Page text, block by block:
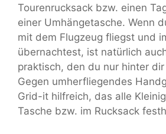
Tourenrucksack bzw. einen
einer Umhängetasche. Wenn
mit dem Flugzeug fliegst und
übernachtest, ist natürlich
praktisch, den du nur hinter
Gegen umherfliegendes
Grid-it hilfreich, das alle
Tasche bzw. im Rucksack